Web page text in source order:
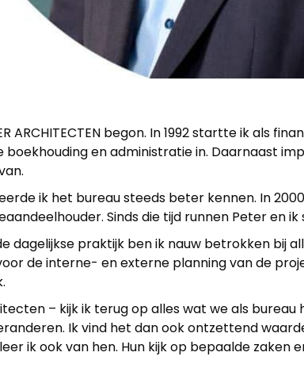
ARCHITECTEN begon. In 1992 startte ik als
en administratie in. Daarnaast
ik het bureau steeds beter kennen. In
Sinds die tijd runnen Peter en
dagelijkse praktijk ben ik nauw betrokken bij
de interne- en externe planning van de
– kijk ik terug op alles wat we als
Ik vind het dan ook ontzettend
ik ook van hen. Hun kijk op bepaalde